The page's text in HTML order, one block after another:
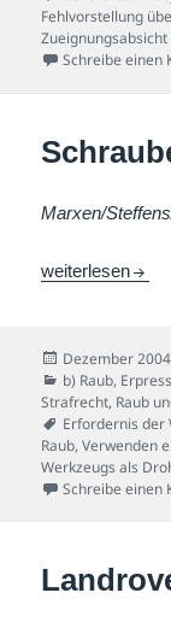
Fehlvorstellung
Zueignungsabsicht
Schreibe einen
Marxen/
weiterlesen
Veröffentlicht
am
Dezember 2004
Kategorien
b) Raub,
Strafrecht, Raub
Schlagwörter
Erfordernis der
Raub,Verwenden
Werkzeugs als
Schreibe einen